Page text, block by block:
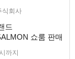
식회사
드
쇼룸 판매
까지